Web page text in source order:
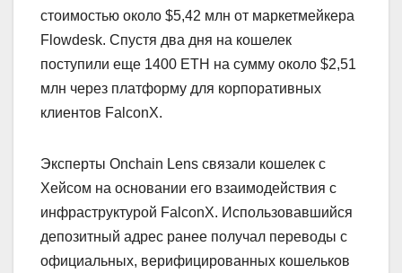
стоимостью около $5,42 млн от маркетмейкера
Flowdesk. Спустя два дня на кошелек
поступили еще 1400 ETH на сумму около $2,51
млн через платформу для корпоративных
клиентов FalconX.
Эксперты Onchain Lens связали кошелек с
Хейсом на основании его взаимодействия с
инфраструктурой FalconX. Использовавшийся
депозитный адрес ранее получал переводы с
официальных, верифицированных кошельков